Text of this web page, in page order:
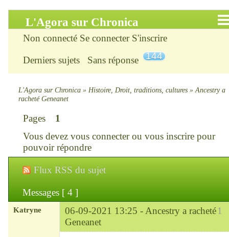
L'Agora sur Chronica
Accueil
Infos
Chercher
S’inscrire
Connexion
Chronica : le site
ChroniKat : les liens
CONTACT
Non connecté Se connecter S'inscrire
Derniers sujets Sans réponse 144
L'Agora sur Chronica » Histoire, Droit, traditions, cultures »Ancestry a
racheté Geneanet
Pages
1
Vous devez vous connecterou vous inscrirepour
pouvoir répondre
Flux RSS du sujet
Messages [ 4 ]
1
Katryne 06-09-2021 13:25 - Ancestry a racheté
Geneanet